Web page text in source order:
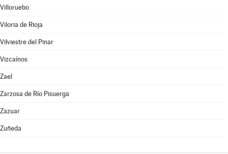
Villoruebo
Viloria de Rioja
Vilviestre del Pinar
Vizcaínos
Zael
Zarzosa de Río Pisuerga
Zazuar
Zuñeda